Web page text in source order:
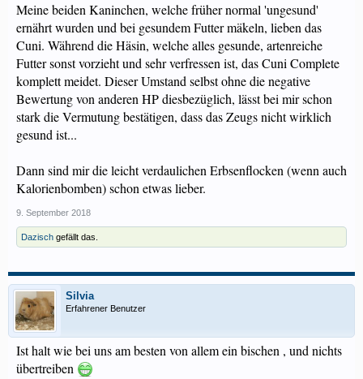
Meine beiden Kaninchen, welche früher normal 'ungesund'
ernährt wurden und bei gesundem Futter mäkeln, lieben das
Cuni. Während die Häsin, welche alles gesunde, artenreiche
Futter sonst vorzieht und sehr verfressen ist, das Cuni Complete
komplett meidet. Dieser Umstand selbst ohne die negative
Bewertung von anderen HP diesbezüglich, lässt bei mir schon
stark die Vermutung bestätigen, dass das Zeugs nicht wirklich
gesund ist...
Dann sind mir die leicht verdaulichen Erbsenflocken (wenn auch
Kalorienbomben) schon etwas lieber.
9. September 2018
Dazisch gefällt das.
Silvia
Erfahrener Benutzer
Ist halt wie bei uns am besten von allem ein bischen , und nichts
übertreiben